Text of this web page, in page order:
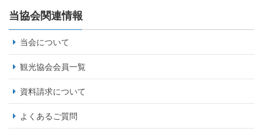
当協会関連情報
当会について
観光協会会員一覧
資料請求について
よくあるご質問